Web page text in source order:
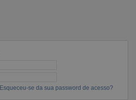
Esqueceu-se da sua password de acesso?